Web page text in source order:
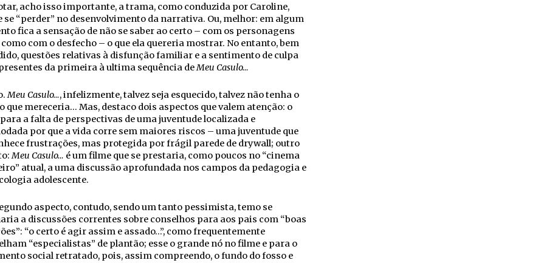
acho isso importante, a trama, como conduzida por Caroline,
se “perder” no desenvolvimento da narrativa. Ou, melhor: em algum
fica a sensação de não se saber ao certo – com os personagens
com o desfecho – o que ela quereria mostrar. No entanto, bem
questões relativas à disfunção familiar e a sentimento de culpa
da primeira à ultima sequência deMeu Casulo…
Meu Casulo…, infelizmente, talvez seja esquecido, talvez não tenha o
que mereceria… Mas, destaco dois aspectos que valem atenção: o
a falta de perspectivas de uma juventude localizada e
por que a vida corre sem maiores riscos – uma juventude que
frustrações, mas protegida por frágil parede de drywall; outro
Meu Casulo… é um filme que se prestaria, como poucos no “cinema
atual, a uma discussão aprofundada nos campos da pedagogia e
adolescente.
aspecto, contudo, sendo um tanto pessimista, temo se
a discussões correntes sobre conselhos para aos pais com “boas
“o certo é agir assim e assado…”, como frequentemente
“especialistas” de plantão; esse o grande nó no filme e para o
social retratado, pois, assim compreendo, o fundo do fosso e